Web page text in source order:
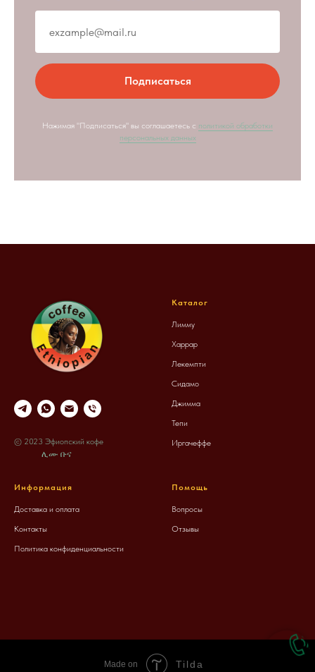
Подписаться
Нажимая "Подписаться" вы соглашаетесь с политикой обработки
персональных данных
© 2023 Эфиопский кофе
ሊሙ ቡና
Каталог
Лимму
Харрар
Лекемпти
Сидамо
Джимма
Тепи
Иргачеффе
Информация
Доставка и оплата
Контакты
Политика конфиденциальности
Помощь
Вопросы
Отзывы
Made on Tilda